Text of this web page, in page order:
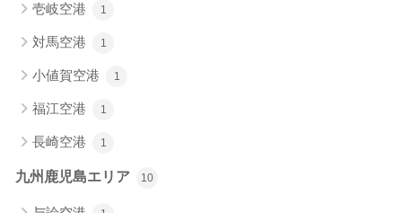
壱岐空港 1
対馬空港 1
小値賀空港 1
福江空港 1
長崎空港 1
九州鹿児島エリア 10